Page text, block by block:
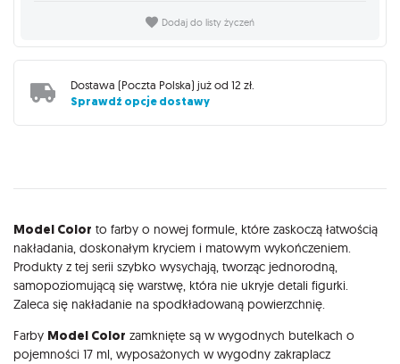
Dodaj do listy życzeń
Dostawa (Poczta Polska) już od 12 zł
Sprawdź opcje dostawy
Opis
Model Color to farby o nowej formule, które zaskoczą łatwością
nakładania, doskonałym kryciem i matowym wykończeniem.
Produkty z tej serii szybko wysychają, tworząc jednorodną,
samopoziomującą się warstwę, która nie ukryje detali figurki.
Zaleca się nakładanie na spodkładowaną powierzchnię.
Farby Model Color zamknięte są w wygodnych butelkach o
pojemności 17 ml, wyposażonych w wygodny zakraplacz